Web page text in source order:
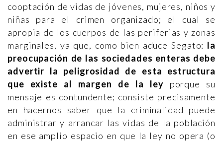
cooptación de vidas de jóvenes, mujeres, niños y
niñas para el crimen organizado; el cual se
apropia de los cuerpos de las periferias y zonas
marginales, ya que, como bien aduce Segato: la
preocupación de las sociedades enteras debe
advertir la peligrosidad de esta estructura
que existe al margen de la ley porque su
mensaje es contundente; consiste precisamente
en hacernos saber que la criminalidad puede
administrar y arrancar las vidas de la población
en ese amplio espacio en que la ley no opera (o